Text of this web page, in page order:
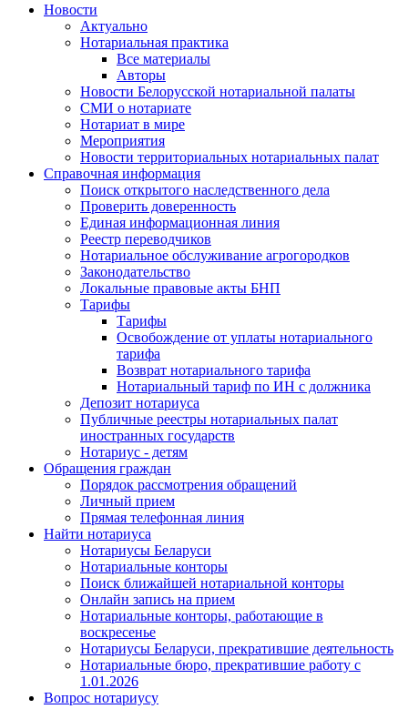
Новости
Актуально
Нотариальная практика
Все материалы
Авторы
Новости Белорусской нотариальной палаты
СМИ о нотариате
Нотариат в мире
Мероприятия
Новости территориальных нотариальных палат
Справочная информация
Поиск открытого наследственного дела
Проверить доверенность
Единая информационная линия
Реестр переводчиков
Нотариальное обслуживание агрогородков
Законодательство
Локальные правовые акты БНП
Тарифы
Тарифы
Освобождение от уплаты нотариального
тарифа
Возврат нотариального тарифа
Нотариальный тариф по ИН с должника
Депозит нотариуса
Публичные реестры нотариальных палат
иностранных государств
Нотариус - детям
Обращения граждан
Порядок рассмотрения обращений
Личный прием
Прямая телефонная линия
Найти нотариуса
Нотариусы Беларуси
Нотариальные конторы
Поиск ближайшей нотариальной конторы
Онлайн запись на прием
Нотариальные конторы, работающие в
воскресенье
Нотариусы Беларуси, прекратившие деятельность
Нотариальные бюро, прекратившие работу с
1.01.2026
Вопрос нотариусу